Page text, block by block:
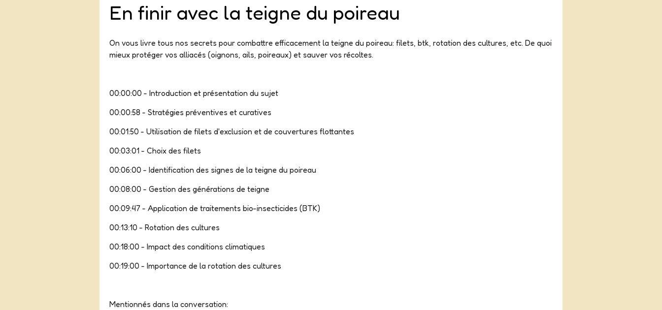
En finir avec la teigne du poireau
On vous livre tous nos secrets pour combattre efficacement la teigne du poireau: filets, btk, rotation des cultures, etc. De quoi
mieux protéger vos alliacés (oignons, ails, poireaux) et sauver vos récoltes.
00:00:00 - Introduction et présentation du sujet
00:00:58 - Stratégies préventives et curatives
00:01:50 - Utilisation de filets d'exclusion et de couvertures flottantes
00:03:01 - Choix des filets
00:06:00 - Identification des signes de la teigne du poireau
00:08:00 - Gestion des générations de teigne
00:09:47 - Application de traitements bio-insecticides (BTK)
00:13:10 - Rotation des cultures
00:18:00 - Impact des conditions climatiques
00:19:00 - Importance de la rotation des cultures
Mentionnés dans la conversation: